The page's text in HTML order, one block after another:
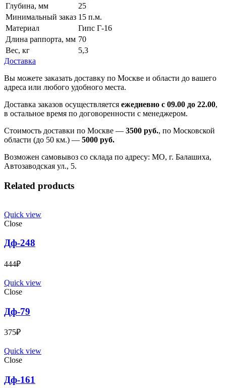
Глубина, мм
25
Минимальный заказ 15 п.м.
Материал
Гипс Г-16
Длина раппорта, мм 70
Вес, кг
5,3
Доставка
Вы можете заказать доставку по Москве и области до вашего
адреса или любого удобного места.
Доставка заказов осуществляется ежедневно с 09.00 до 22.00,
в остальное время по договоренности с менеджером.
Стоимость доставки по Москве — 3500 руб., по Московской
области (до 50 км.) — 5000 руб.
Возможен самовывоз со склада по адресу: МО, г. Балашиха,
Автозаводская ул., 5.
Related products
Quick view
Close
Дф-248
444₽
Quick view
Close
Дф-79
375₽
Quick view
Close
Дф-161